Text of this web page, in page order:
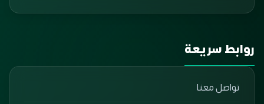
روابط سريعة
تواصل معنا